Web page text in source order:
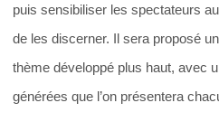
puis sensibiliser les spectateurs
de les discerner. Il sera proposé
thème développé plus haut, avec
générées que l’on présentera